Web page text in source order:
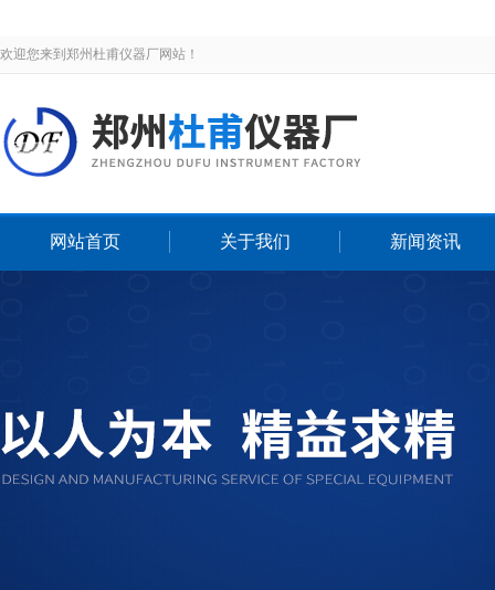
欢迎您来到郑州杜甫仪器厂网站！
网站首页 关于我们 新闻资讯